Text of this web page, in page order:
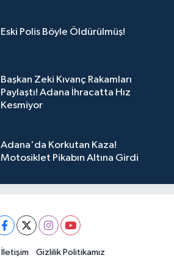
Eski Polis Böyle Öldürülmüş!
Başkan Zeki Kıvanç Rakamları
Paylaştı! Adana İhracatta Hız
Kesmiyor
Adana'da Korkutan Kaza!
Motosiklet Pikabın Altına Girdi
İletişim Gizlilik Politikamız